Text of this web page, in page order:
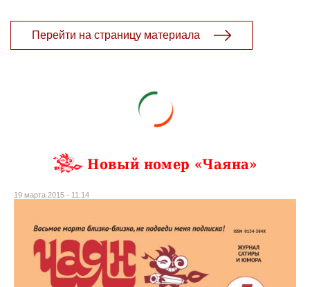
Перейти на страницу материала
Новый номер «Чаяна»
19 марта 2015 - 11:14